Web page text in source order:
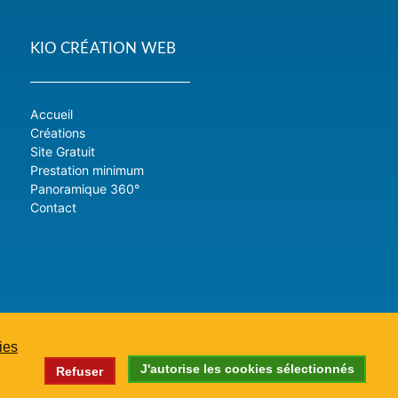
Refuser J'autorise les cookies sélectionnés
KIO CRÉATION WEB
Accueil
Créations
Site Gratuit
Prestation minimum
Panoramique 360°
Contact